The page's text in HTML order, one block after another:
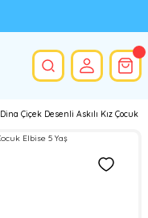
Dina Çiçek Desenli Askılı Kız Çocuk